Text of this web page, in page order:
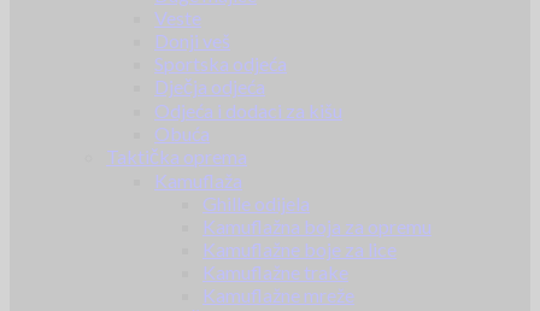
Veste
Donji veš
Sportska odjeća
Dječja odjeća
Odjeća i dodaci za kišu
Obuća
Taktička oprema
Kamuflaža
Ghille odijela
Kamuflažna boja za opremu
Kamuflažne boje za lice
Kamuflažne trake
Kamuflažne mreže